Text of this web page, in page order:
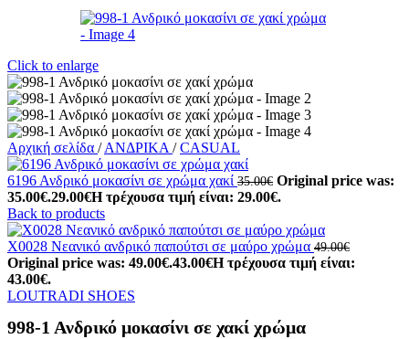
Click to enlarge
Αρχική σελίδα / ΑΝΔΡΙΚΑ / CASUAL
6196 Ανδρικό μοκασίνι σε χρώμα χακί 35.00€ Original price was:
35.00€.29.00€Η τρέχουσα τιμή είναι: 29.00€.
Back to products
X0028 Νεανικό ανδρικό παπούτσι σε μαύρο χρώμα 49.00€
Original price was: 49.00€.43.00€Η τρέχουσα τιμή είναι:
43.00€.
LOUTRADI SHOES
998-1 Ανδρικό μοκασίνι σε χακί χρώμα